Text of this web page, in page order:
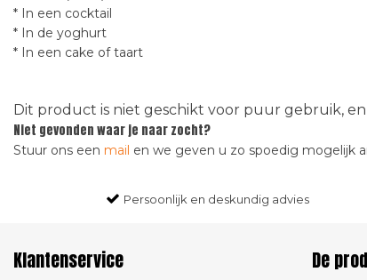
* In een cocktail
* In de yoghurt
* In een cake of taart
Dit product is niet geschikt voor puur gebruik,
Niet gevonden waar je naar zocht?
Stuur ons een mail en we geven u zo spoedig mogelijk
Persoonlijk en deskundig advies
Klantenservice De